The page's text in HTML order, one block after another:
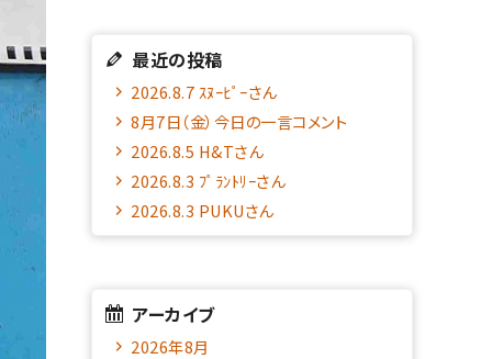
最近の投稿
2026.8.7 ｽﾇｰﾋﾟｰさん
8月7日（金）今日の一言コメント
2026.8.5 H&Tさん
2026.8.3 ﾌﾟﾗﾝﾄﾘｰさん
2026.8.3 PUKUさん
アーカイブ
2026年8月